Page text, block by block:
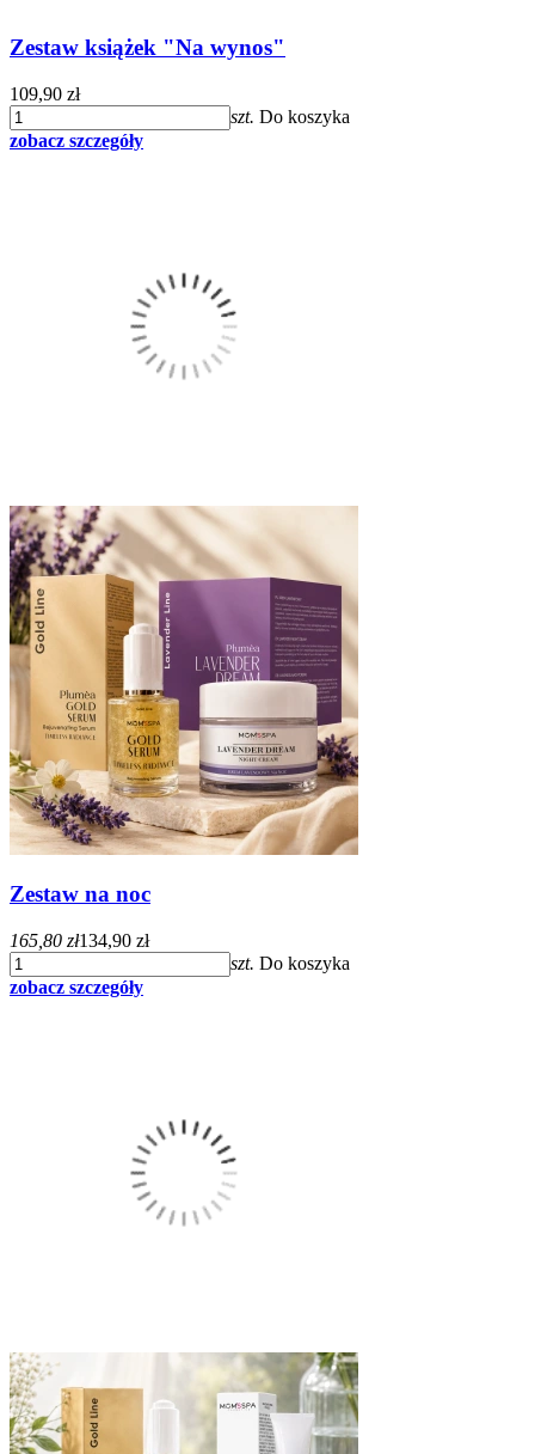
Zestaw książek "Na wynos"
109,90 zł
szt. Do koszyka
zobacz szczegóły
Zestaw na noc
165,80 zł134,90 zł
szt. Do koszyka
zobacz szczegóły